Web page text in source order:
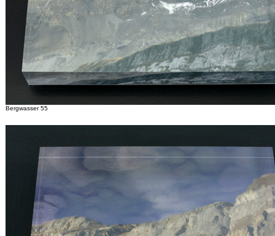
Bergwasser 55